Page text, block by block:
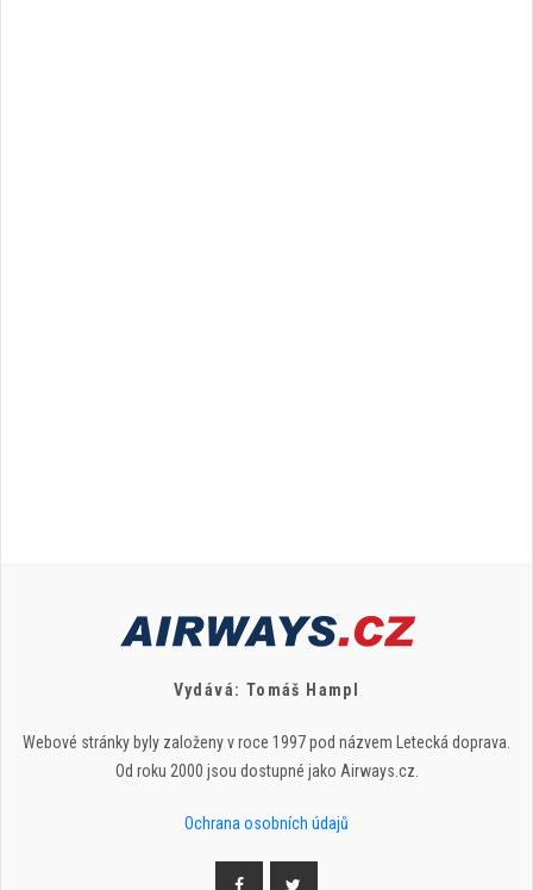
Vydává: Tomáš Hampl
Webové stránky byly založeny v roce 1997 pod názvem Letecká doprava.
Od roku 2000 jsou dostupné jako Airways.cz.
Ochrana osobních údajů